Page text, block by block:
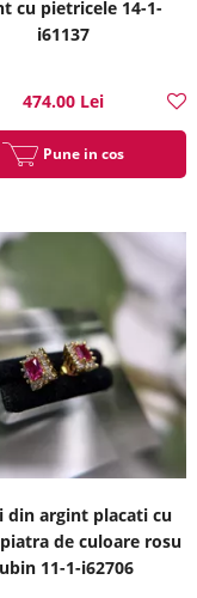
cu pietricele 14-1-
i61137
474.00 Lei
Pune in cos
din argint placati cu
de culoare rosu
11-1-i62706